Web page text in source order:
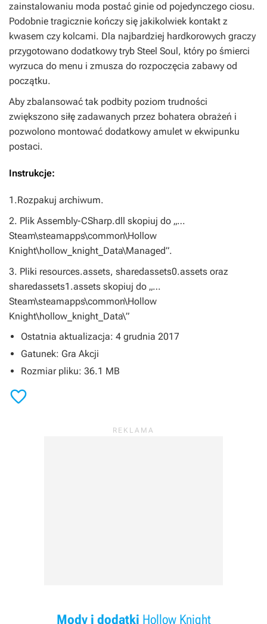
zainstalowaniu moda postać ginie od pojedynczego ciosu.
Podobnie tragicznie kończy się jakikolwiek kontakt z
kwasem czy kolcami. Dla najbardziej hardkorowych graczy
przygotowano dodatkowy tryb Steel Soul, który po śmierci
wyrzuca do menu i zmusza do rozpoczęcia zabawy od
początku.
Aby zbalansować tak podbity poziom trudności
zwiększono siłę zadawanych przez bohatera obrażeń i
pozwolono montować dodatkowy amulet w ekwipunku
postaci.
Instrukcje:
1.Rozpakuj archiwum.
2. Plik Assembly-CSharp.dll skopiuj do „…
Steam\steamapps\common\Hollow
Knight\hollow_knight_Data\Managed”.
3. Pliki resources.assets, sharedassets0.assets oraz
sharedassets1.assets skopiuj do „…
Steam\steamapps\common\Hollow
Knight\hollow_knight_Data\”
Ostatnia aktualizacja: 4 grudnia 2017
Gatunek: Gra Akcji
Rozmiar pliku: 36.1 MB

Mody i dodatki Hollow Knight